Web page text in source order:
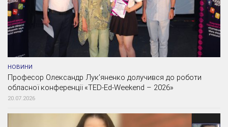
НОВИНИ
Професор Олександр Лук’яненко долучився до роботи
обласної конференції «TED-Ed-Weekend – 2026»
20.07.2026